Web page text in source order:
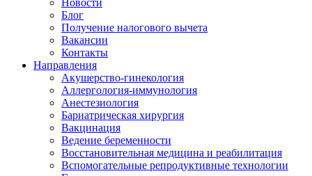
Блог
Получение налогового вычета
Вакансии
Контакты
Направления
Акушерство-гинекология
Аллергология-иммунология
Анестезиология
Бариатрическая хирургия
Вакцинация
Ведение беременности
Восстановительная медицина и реабилитация
Вспомогательные репродуктивные технологии